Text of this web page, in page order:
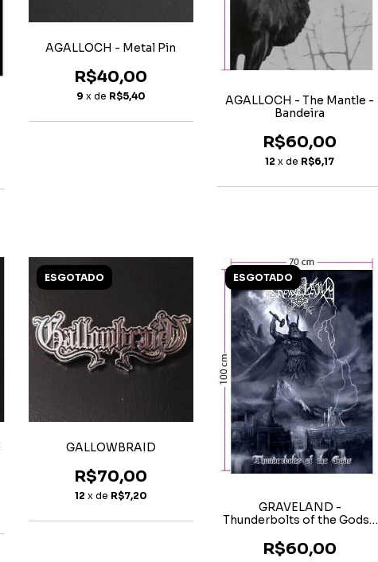
AGALLOCH - Metal Pin
R$40,00
9 x de R$5,40
AGALLOCH - The Mantle -
Bandeira
R$60,00
12 x de R$6,17
ESGOTADO
GALLOWBRAID
R$70,00
12 x de R$7,20
ESGOTADO
GRAVELAND -
Thunderbolts of the Gods -
R$60,00